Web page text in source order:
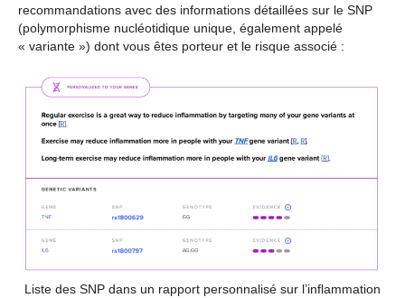
recommandations avec des informations détaillées sur le SNP
(polymorphisme nucléotidique unique, également appelé
« variante ») dont vous êtes porteur et le risque associé :
Liste des SNP dans un rapport personnalisé sur l’inflammation